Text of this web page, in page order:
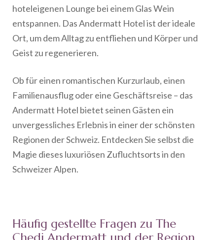
hoteleigenen Lounge bei einem Glas Wein
entspannen. Das Andermatt Hotel ist der ideale
Ort, um dem Alltag zu entfliehen und Körper und
Geist zu regenerieren.
Ob für einen romantischen Kurzurlaub, einen
Familienausflug oder eine Geschäftsreise – das
Andermatt Hotel bietet seinen Gästen ein
unvergessliches Erlebnis in einer der schönsten
Regionen der Schweiz. Entdecken Sie selbst die
Magie dieses luxuriösen Zufluchtsorts in den
Schweizer Alpen.
Häufig gestellte Fragen zu The